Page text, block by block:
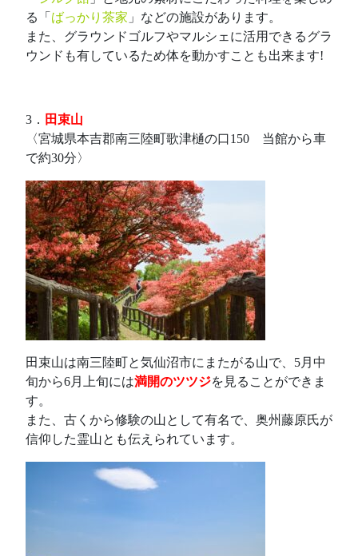
る「 ばっかり茶家 」などの施設があります。
また、グラウンドゴルフやマルシェに活用できるグラ
ウンドも有しているため体を動かすことも出来ます!
3． 田束山
〈宮城県本吉郡南三陸町歌津樋の口150 当館から車
で約30分〉
田束山は南三陸町と気仙沼市にまたがる山で、5月中
旬から6月上旬には満開のツツジを見ることができま
す。
また、古くから修験の山として有名で、奥州藤原氏が
信仰した霊山とも伝えられています。